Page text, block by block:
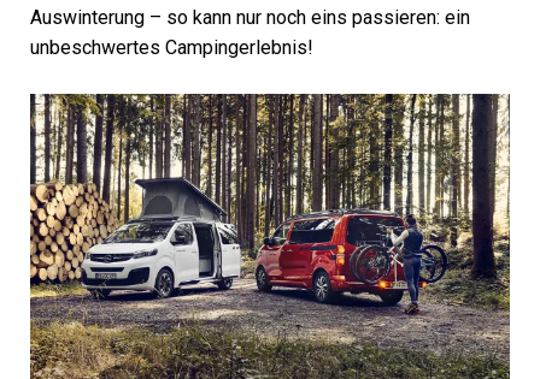
Auswinterung – so kann nur noch eins passieren: ein
unbeschwertes Campingerlebnis!